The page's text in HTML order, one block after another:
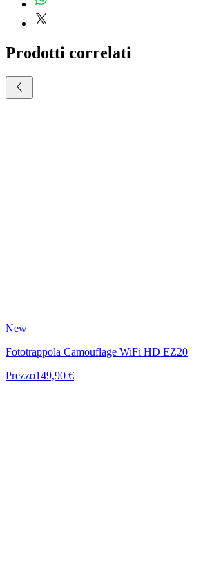
Prodotti correlati
New
Fototrappola Camouflage WiFi HD EZ20
Prezzo149,90 €